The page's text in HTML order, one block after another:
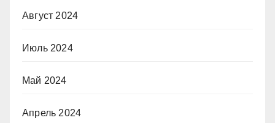
Август 2024
Июль 2024
Май 2024
Апрель 2024